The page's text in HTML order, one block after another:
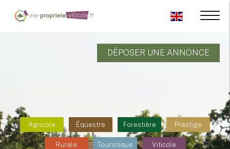
DÉPOSER UNE ANNONCE
Agricole Équestre Forestière Prestige
Rurale Touristique Viticole